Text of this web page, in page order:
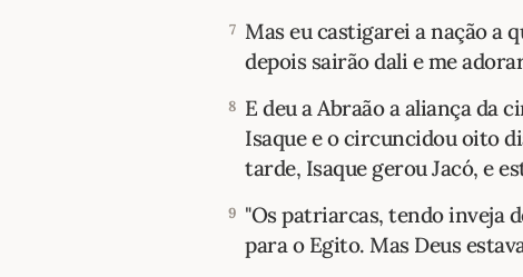
7 Mas eu castigarei a nação a
depois sairão dali e me
8 E deu a Abraão a aliança da
Isaque e o circuncidou oito
tarde, Isaque gerou Jacó, e
9 "Os patriarcas, tendo inveja
para o Egito. Mas Deus